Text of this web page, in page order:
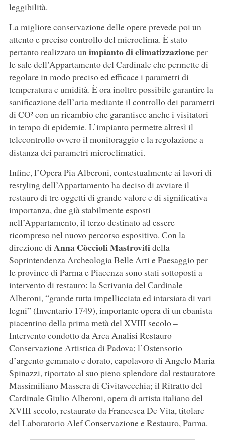
leggibilità.
La migliore conservazione delle opere prevede poi un
attento e preciso controllo del microclima. È stato
pertanto realizzato unimpianto di climatizzazioneper
le sale dell’Appartamento del Cardinale che permette di
regolare in modo preciso ed efficace i parametri di
temperatura e umidità. È ora inoltre possibile garantire la
sanificazione dell’aria mediante il controllo dei parametri
di CO² con un ricambio che garantisce anche i visitatori
in tempo di epidemie. L’impianto permette altresì il
telecontrollo ovvero il monitoraggio e la regolazione a
distanza dei parametri microclimatici.
Infine, l’Opera Pia Alberoni, contestualmente ai lavori di
restyling dell’Appartamento ha deciso di avviare il
restauro di tre oggetti di grande valore e di significativa
importanza, due già stabilmente esposti
nell’Appartamento, il terzo destinato ad essere
ricompreso nel nuovo percorso espositivo. Con la
direzione di Anna Còccioli Mastrovitidella
Soprintendenza Archeologia Belle Arti e Paesaggio per
le province di Parma e Piacenza sono stati sottoposti a
intervento di restauro: la Scrivania del Cardinale
Alberoni, “grande tutta impellicciata ed intarsiata di vari
legni” (Inventario 1749), importante opera di un ebanista
piacentino della prima metà del XVIII secolo –
Intervento condotto da Arca Analisi Restauro
Conservazione Artistica di Padova; l’Ostensorio
d’argento gemmato e dorato, capolavoro di Angelo Maria
Spinazzi, riportato al suo pieno splendore dal restauratore
Massimiliano Massera di Civitavecchia; il Ritratto del
Cardinale Giulio Alberoni, opera di artista italiano del
XVIII secolo, restaurato da Francesca De Vita, titolare
del Laboratorio Alef Conservazione e Restauro, Parma.